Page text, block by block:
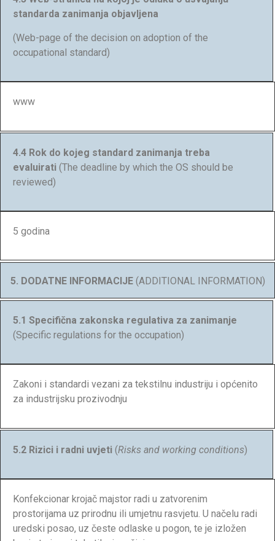
standarda zanimanja objavljena
(Web-page of the decision on adoption of the
occupational standard)
www
4.4 Rok do kojeg standard zanimanja treba
evaluirati (The deadline by which the OS should be
reviewed)
5 godina
5. DODATNE INFORMACIJE (ADDITIONAL INFORMATION)
5.1 Specifična zakonska regulativa za zanimanje
(Specific regulations for the occupation)
Zakoni i standardi vezani za tekstilnu industriju i općenito
za industrijsku prozivodnju
5.2 Rizici i radni uvjeti (Risks and working conditions)
Konfekcionar krojač majstor radi u zatvorenim
prostorijama uz prirodnu ili umjetnu rasvjetu. U načelu radi
uredski posao, uz česte odlaske u pogon, te je izložen